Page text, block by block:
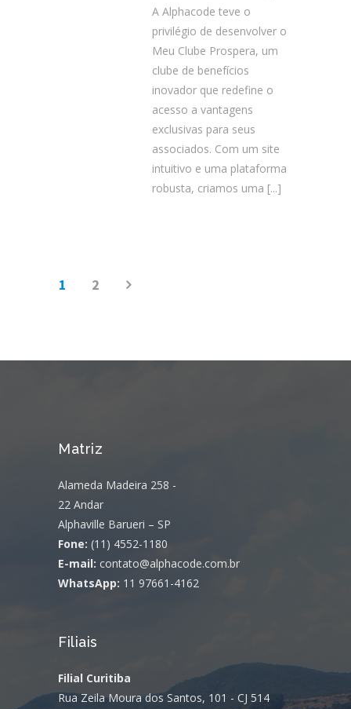
A Alphacode teve o
privilégio de desenvolver o
Meu Clube Prospera, um
clube de benefícios
inovador que redefine o
acesso a vantagens
exclusivas para seus
associados. Com um site
intuitivo e uma plataforma
robusta, criamos uma [...]
1 2
Matriz
Alameda Madeira 258 -
22 Andar
Alphaville Barueri – SP
Fone: (11) 4552-1180
E-mail: contato@alphacode.com.br
WhatsApp: 11 97661-4162
Filiais
Filial Curitiba
Rua Zeila Moura dos Santos, 101 - CJ 514